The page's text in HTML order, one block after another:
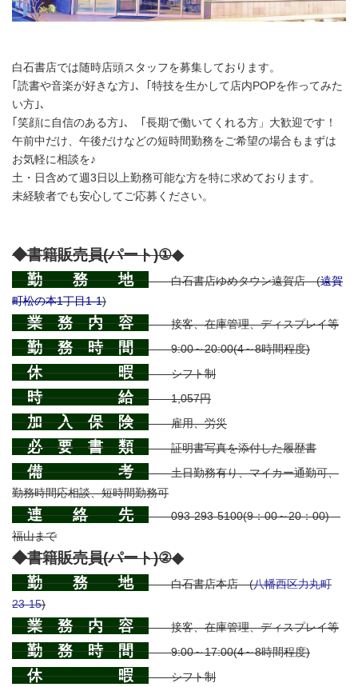
白石書店では随時店頭スタッフを募集しております。
｢読書や音楽が好きな方｣、｢特技を生かして店内POPを作ってみた
い方｣、
｢笑顔に自信のある方｣、「 長期で働いてくれる方」 大歓迎です！
午前中だけ、午後だけなどの短時間勤務をご希望の場合もまずは
お気軽に相談を♪
土・日含めて週3日以上勤務可能な方を特に求めております。
未経験者でも安心してご応募ください。
◆書籍販売員(パート)①◆
勤 務 地白石書店ゆめタウン遠賀店 (遠賀
町松の本1丁目1-1)
業 務 内 容接客、在庫管理、ディスプレイ等
勤 務 時 間9:00～20:00(4～8時間程度)
休 暇シフト制
時 給1,057円
加 入 保 険雇用、労災
必 要 書 類証明書写真を添付した履歴書
備 考土日勤務有り、マイカー通勤可、
勤務時間応相談、短時間勤務可
連 絡 先093-293-5100(9：00～20：00)
福山まで
◆書籍販売員(パート)②◆
勤 務 地白石書店本店 (八幡西区力丸町
23-15)
業 務 内 容接客、在庫管理、ディスプレイ等
勤 務 時 間9:00～17:00(4～8時間程度)
休 暇シフト制